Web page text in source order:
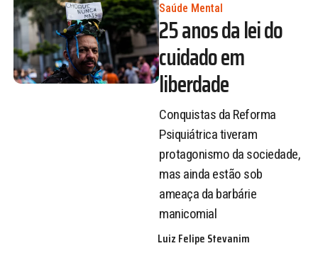
Saúde Mental
25 anos da lei do
cuidado em
liberdade
Conquistas da Reforma
Psiquiátrica tiveram
protagonismo da sociedade,
mas ainda estão sob
ameaça da barbárie
manicomial
Luiz Felipe Stevanim